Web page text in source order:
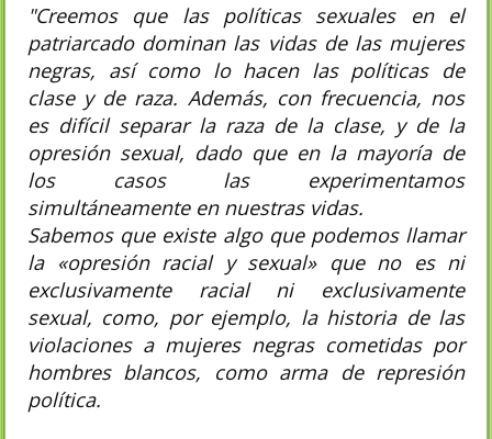
"Creemos que las políticas sexuales en el
patriarcado dominan las vidas de las mujeres
negras, así como lo hacen las políticas de
clase y de raza. Además, con frecuencia, nos
es difícil separar la raza de la clase, y de la
opresión sexual, dado que en la mayoría de
los casos las experimentamos
simultáneamente en nuestras vidas.
Sabemos que existe algo que podemos llamar
la «opresión racial y sexual» que no es ni
exclusivamente racial ni exclusivamente
sexual, como, por ejemplo, la historia de las
violaciones a mujeres negras cometidas por
hombres blancos, como arma de represión
política.